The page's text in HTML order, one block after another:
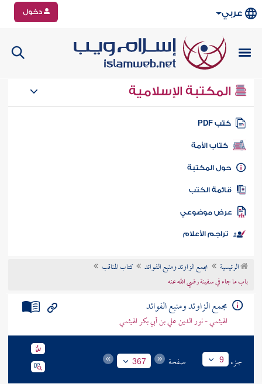
عربي دخول
المكتبة الإسلامية
كتب PDF
كتاب الأمة
المكتبة
الكتب
موضوعي
تراجم الأعلام
الرئيسية مجمع الزاوئد ومنبع الفوائد
كتاب المناقب
باب ما جاء في سفينة رضي الله عنه
مجمع الزاوئد ومنبع الفوائد
الهيثمي - نور الدين علي بن أبي بكر الهيثمي
جزء 9 صفحة 367